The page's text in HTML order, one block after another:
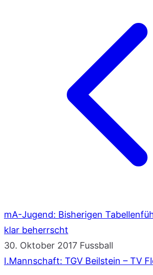
mA-Jugend: Bisherigen
klar beherrscht
30. Oktober 2017 Fussball
I.Mannschaft: TGV Beilstein – TV